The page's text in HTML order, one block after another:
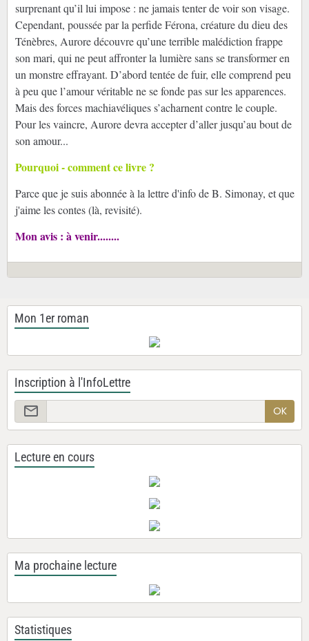
surprenant qu’il lui impose : ne jamais tenter de voir son visage.
Cependant, poussée par la perfide Férona, créature du dieu des
Ténèbres, Aurore découvre qu’une terrible malédiction frappe
son mari, qui ne peut affronter la lumière sans se transformer en
un monstre effrayant. D’abord tentée de fuir, elle comprend peu
à peu que l’amour véritable ne se fonde pas sur les apparences.
Mais des forces machiavéliques s’acharnent contre le couple.
Pour les vaincre, Aurore devra accepter d’aller jusqu’au bout de
son amour...
Pourquoi - comment ce livre ?
Parce que je suis abonnée à la lettre d'info de B. Simonay, et que
j'aime les contes (là, revisité).
Mon avis : à venir........
Mon 1er roman
Inscription à l'InfoLettre
OK
Lecture en cours
Ma prochaine lecture
Statistiques